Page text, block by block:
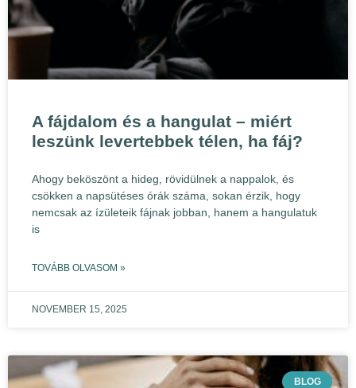
A fájdalom és a hangulat – miért
leszünk levertebbek télen, ha fáj?
Ahogy beköszönt a hideg, rövidülnek a nappalok, és
csökken a napsütéses órák száma, sokan érzik, hogy
nemcsak az ízületeik fájnak jobban, hanem a hangulatuk
is
TOVÁBB OLVASOM »
NOVEMBER 15, 2025
BLOG